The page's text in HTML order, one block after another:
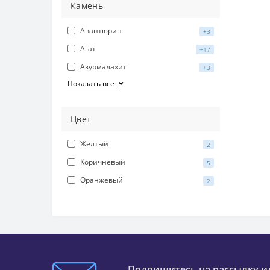
Камень
Авантюрин +3
Агат +17
Азурмалахит +3
Показать все
Цвет
Желтый 2
Коричневый 5
Оранжевый 2